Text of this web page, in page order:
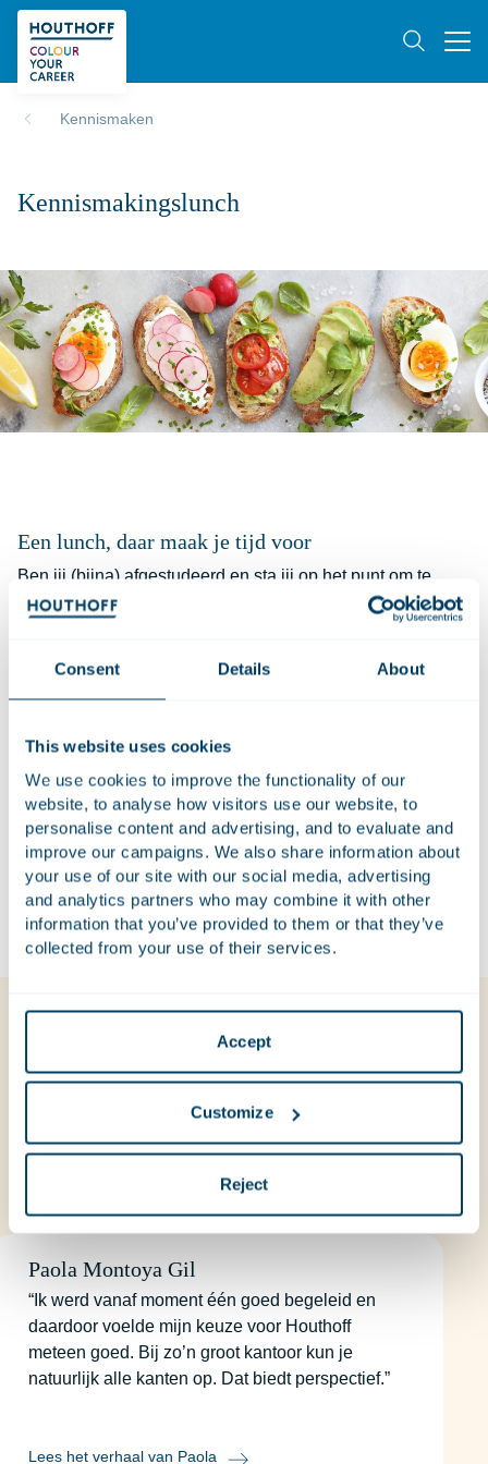
Consent Details About
This website uses cookies
We use cookies to improve the functionality of our
website, to analyse how visitors use our website, to
personalise content and advertising, and to evaluate and
improve our campaigns. We also share information about
your use of our site with our social media, advertising
and analytics partners who may combine it with other
information that you’ve provided to them or that they’ve
collected from your use of their services.
Accept
Customize
Reject
Kennismaken
Kennismakingslunch
Een lunch, daar maak je tijd voor
Ben jij (bijna) afgestudeerd en sta jij op het punt om te
solliciteren, maar ben je er nog niet helemaal uit? En heb
je nog vragen over Houthoff? Wij helpen je graag! Meld je
(kandidaat)-notarissen of belastingadviseurs.
opgedane ervaring en wij laten je weten of je wordt
uitgenodigd voor de kennismakingslunch. Geef op het
aanmeldformulier aan naar welke praktijkgroep jouw
voorkeur uit gaat, dan houden we daar zoveel mogelijk
rekening mee.
Aanmelden Zie de volledige agenda
Paola Montoya Gil
“Ik werd vanaf moment één goed begeleid en
daardoor voelde mijn keuze voor Houthoff
meteen goed. Bij zo’n groot kantoor kun je
natuurlijk alle kanten op. Dat biedt perspectief.”
Lees het verhaal van Paola